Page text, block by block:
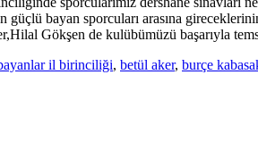
güçlü bayan sporcuları arasına
Gökşen de kulübümüzü başarıyla
il birinciliği, betül aker, burçe